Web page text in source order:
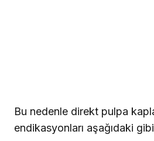
Bu nedenle direkt pulpa
endikasyonları aşağıdaki gibi